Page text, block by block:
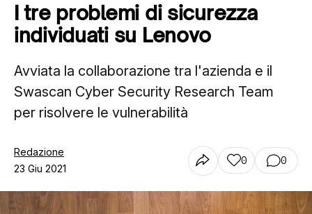
Tutti gli articoli
Chi siamo
Contatti
I tre problemi di sicurezza
individuati su Lenovo
Avviata la collaborazione tra l'azienda e il
Swascan Cyber Security Research Team
per risolvere le vulnerabilità
Redazione
23 Giu 2021
0 0